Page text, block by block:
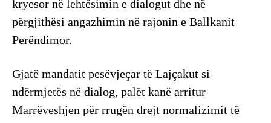
kryesor në lehtësimin e dialogut dhe në
përgjithësi angazhimin në rajonin e Ballkanit
Perëndimor.
Gjatë mandatit pesëvjeçar të Lajçakut si
ndërmjetës në dialog, palët kanë arritur
Marrëveshjen për rrugën drejt normalizimit të